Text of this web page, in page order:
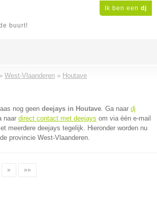
Ik ben een dj
buurt!
» West-Vlaanderen » Houtave
nog geen deejays in Houtave. Ga naar dj
naar direct contact met deejays om via één e-mail
meerdere deejays tegelijk. Hieronder worden nu
provincie West-Vlaanderen.
» »»